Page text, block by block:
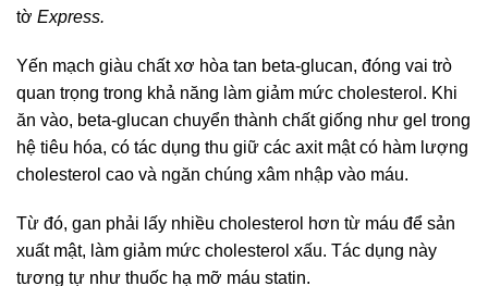
tờ Express.
Yến mạch giàu chất xơ hòa tan beta-glucan, đóng vai trò
quan trọng trong khả năng làm giảm mức cholesterol. Khi
ăn vào, beta-glucan chuyển thành chất giống như gel trong
hệ tiêu hóa, có tác dụng thu giữ các axit mật có hàm lượng
cholesterol cao và ngăn chúng xâm nhập vào máu.
Từ đó, gan phải lấy nhiều cholesterol hơn từ máu để sản
xuất mật, làm giảm mức cholesterol xấu. Tác dụng này
tương tự như thuốc hạ mỡ máu statin.